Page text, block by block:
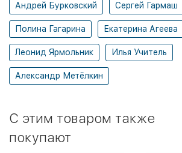
Андрей Бурковский Сергей Гармаш
Полина Гагарина Екатерина Агеева
Леонид Ярмольник Илья Учитель
Александр Метёлкин
C этим товаром также
покупают